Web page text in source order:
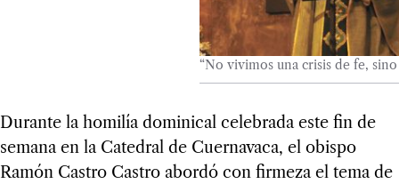
“No vivimos una crisis de fe,
Durante la homilía dominical celebrada este fin de
semana en la Catedral de Cuernavaca, el obispo
Ramón Castro Castro abordó con firmeza el tema de